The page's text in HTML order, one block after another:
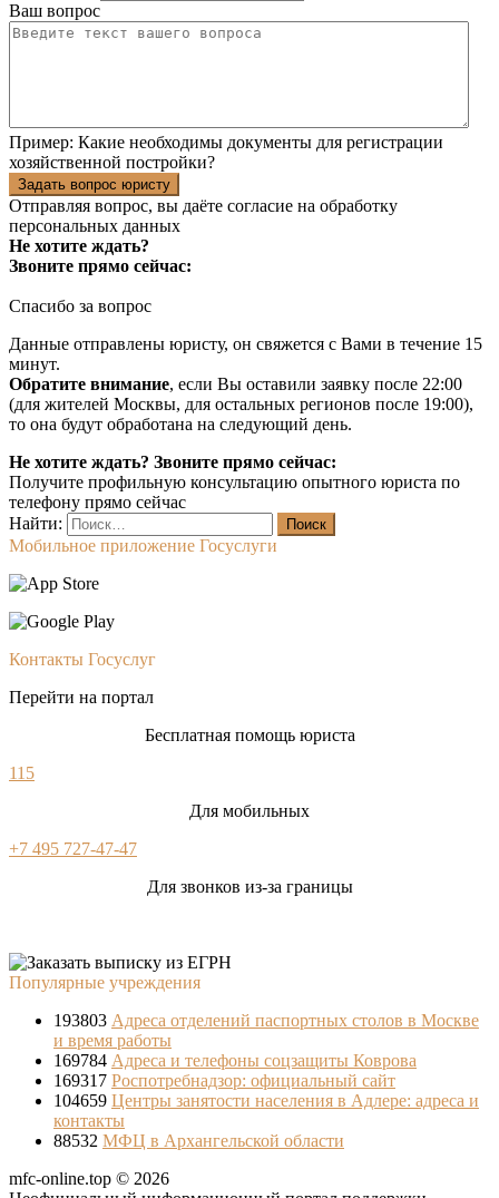
Ваш вопрос
Пример: Какие необходимы документы для регистрации
хозяйственной постройки?
Задать вопрос юристу
Отправляя вопрос, вы даёте согласие на обработку
персональных данных
Не хотите ждать?
Звоните прямо сейчас:
Спасибо за вопрос
Данные отправлены юристу, он свяжется с Вами в течение 15
минут.
Обратите внимание, если Вы оставили заявку после 22:00
(для жителей Москвы, для остальных регионов после 19:00),
то она будут обработана на следующий день.
Не хотите ждать? Звоните прямо сейчас:
Получите профильную консультацию опытного юриста по
телефону прямо сейчас
Найти:
Мобильное приложение Госуслуги
Контакты Госуслуг
Перейти на портал
Бесплатная помощь юриста
115
Для мобильных
+7 495 727-47-47
Для звонков из-за границы
Популярные учреждения
193803 Адреса отделений паспортных столов в Москве
и время работы
169784 Адреса и телефоны соцзащиты Коврова
169317 Роспотребнадзор: официальный сайт
104659 Центры занятости населения в Адлере: адреса и
контакты
88532 МФЦ в Архангельской области
mfc-online.top © 2026